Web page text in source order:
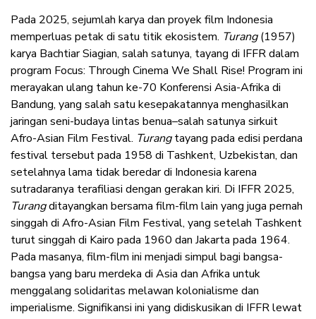
Pada 2025, sejumlah karya dan proyek film Indonesia
memperluas petak di satu titik ekosistem. Turang(1957)
karya Bachtiar Siagian, salah satunya, tayang di IFFR dalam
program Focus: Through Cinema We Shall Rise! Program ini
merayakan ulang tahun ke-70 Konferensi Asia-Afrika di
Bandung, yang salah satu kesepakatannya menghasilkan
jaringan seni-budaya lintas benua–salah satunya sirkuit
Afro-Asian Film Festival. Turangtayang pada edisi perdana
festival tersebut pada 1958 di Tashkent, Uzbekistan, dan
setelahnya lama tidak beredar di Indonesia karena
sutradaranya terafiliasi dengan gerakan kiri. Di IFFR 2025,
Turangditayangkan bersama film-film lain yang juga pernah
singgah di Afro-Asian Film Festival, yang setelah Tashkent
turut singgah di Kairo pada 1960 dan Jakarta pada 1964.
Pada masanya, film-film ini menjadi simpul bagi bangsa-
bangsa yang baru merdeka di Asia dan Afrika untuk
menggalang solidaritas melawan kolonialisme dan
imperialisme. Signifikansi ini yang didiskusikan di IFFR lewat